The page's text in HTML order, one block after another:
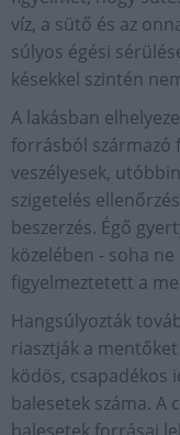
víz, a sütő és az
súlyos égési
késekkel szintén
A lakásban
forrásból származó
veszélyesek,
szigetelés
beszerzés. Égő
közelében - soha
figyelmeztetett a
Hangsúlyozták
riasztják a
ködös, csapadékos
balesetek száma. A